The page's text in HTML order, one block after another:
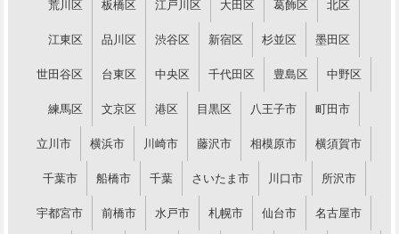
荒川区 板橋区 江戸川区 大田区 葛飾区 北区
江東区 品川区 渋谷区 新宿区 杉並区 墨田区
世田谷区 台東区 中央区 千代田区 豊島区 中野区
練馬区 文京区 港区 目黒区 八王子市 町田市
立川市 横浜市 川崎市 藤沢市 相模原市 横須賀市
千葉市 船橋市 千葉 さいたま市 川口市 所沢市
宇都宮市 前橋市 水戸市 札幌市 仙台市 名古屋市